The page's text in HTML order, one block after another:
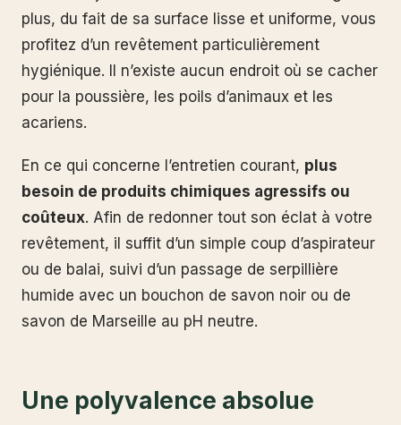
plus, du fait de sa surface lisse et uniforme, vous
profitez d’un revêtement particulièrement
hygiénique. Il n’existe aucun endroit où se cacher
pour la poussière, les poils d’animaux et les
acariens.
En ce qui concerne l’entretien courant, plus
besoin de produits chimiques agressifs ou
coûteux. Afin de redonner tout son éclat à votre
revêtement, il suffit d’un simple coup d’aspirateur
ou de balai, suivi d’un passage de serpillière
humide avec un bouchon de savon noir ou de
savon de Marseille au pH neutre.
Une polyvalence absolue